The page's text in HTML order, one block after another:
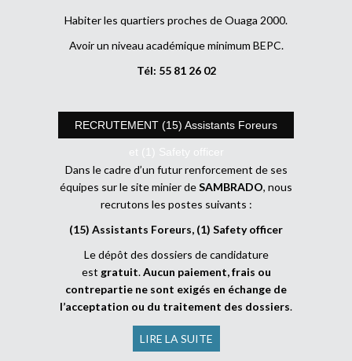
Habiter les quartiers proches de Ouaga 2000.
Avoir un niveau académique minimum BEPC.
Tél: 55 81 26 02
RECRUTEMENT (15) Assistants Foreurs
et (1) Safety officer
Dans le cadre d’un futur renforcement de ses
équipes sur le site minier deSAMBRADO, nous
recrutons les postes suivants :
(15) Assistants Foreurs, (1) Safety officer
Le dépôt des dossiers de candidature
est gratuit.Aucun paiement, frais ou
contrepartie ne sont exigés en échange de
l’acceptation ou du traitement des dossiers.
LIRE LA SUITE